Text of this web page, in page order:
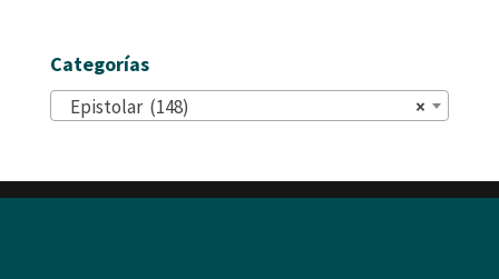
Categorías
×
Epistolar (148)